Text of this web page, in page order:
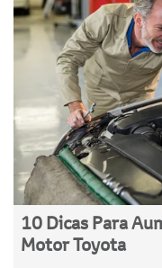
10 Dicas Para
Motor Toyota